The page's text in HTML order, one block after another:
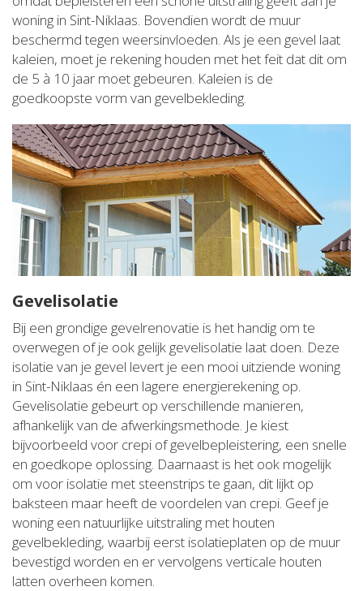
woning in Sint-Niklaas. Bovendien wordt de muur
beschermd tegen weersinvloeden. Als je een gevel laat
kaleien, moet je rekening houden met het feit dat dit om
de 5 à 10 jaar moet gebeuren. Kaleien is de
goedkoopste vorm van gevelbekleding.
Gevelisolatie
Bij een grondige gevelrenovatie is het handig om te
overwegen of je ook gelijk gevelisolatie laat doen. Deze
isolatie van je gevel levert je een mooi uitziende woning
in Sint-Niklaas én een lagere energierekening op.
Gevelisolatie gebeurt op verschillende manieren,
afhankelijk van de afwerkingsmethode. Je kiest
bijvoorbeeld voor crepi of gevelbepleistering, een snelle
en goedkope oplossing. Daarnaast is het ook mogelijk
om voor isolatie met steenstrips te gaan, dit lijkt op
baksteen maar heeft de voordelen van crepi. Geef je
woning een natuurlijke uitstraling met houten
gevelbekleding, waarbij eerst isolatieplaten op de muur
bevestigd worden en er vervolgens verticale houten
latten overheen komen.